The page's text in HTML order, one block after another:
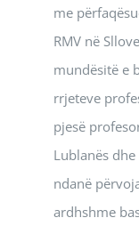
me
RMV në
mundësitë e
rrjeteve
pjesë
Lublanës dhe
ndanë
ardhshme